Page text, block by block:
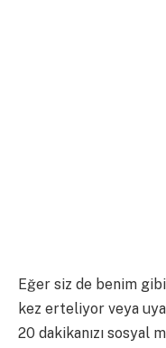
Eğer siz de benim
kez erteliyor veya
20 dakikanızı sosyal